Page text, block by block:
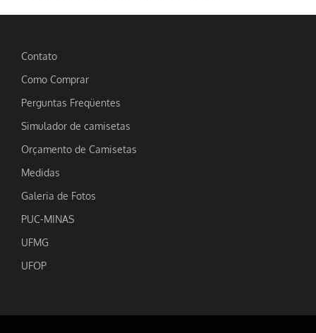
Contato
Como Comprar
Perguntas Freqüentes
Simulador de camisetas
Orçamento de Camisetas
Medidas
Galeria de Fotos
PUC-MINAS
UFMG
UFOP